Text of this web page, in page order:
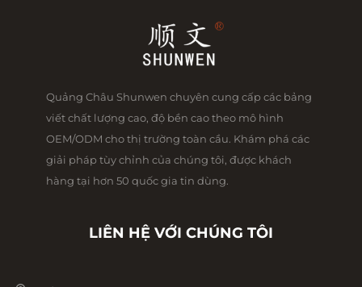
Quảng Châu Shunwen chuyên cung cấp các bảng
viết chất lượng cao, độ bền cao theo mô hình
OEM/ODM cho thị trường toàn cầu. Khám phá các
giải pháp tùy chỉnh của chúng tôi, được khách
hàng tại hơn 50 quốc gia tin dùng.
LIÊN HỆ VỚI CHÚNG TÔI